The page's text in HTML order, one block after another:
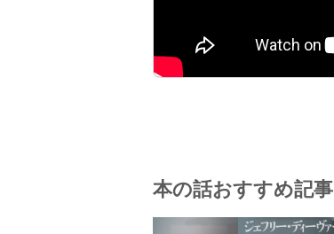
本の話おすすめ記事